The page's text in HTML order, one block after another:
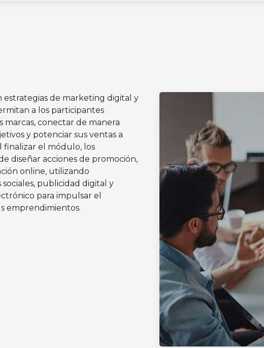
estrategias de marketing digital y
a los participantes
marcas, conectar de manera
y potenciar sus ventas a
finalizar el módulo, los
diseñar acciones de promoción,
online, utilizando
publicidad digital y
para impulsar el
emprendimientos.